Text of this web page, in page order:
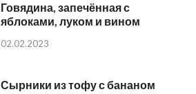
Говядина, запечённая с
яблоками, луком и вином
02.02.2023
Сырники из тофу с бананом